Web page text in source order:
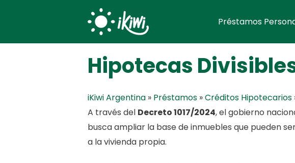
Préstamos
Hipotecas
iKiwi Argentina » Préstamos »Créditos Hipotecarios
A través del Decreto 1017/2024, el gobierno
busca ampliar la base de inmuebles que pueden
a la vivienda propia.